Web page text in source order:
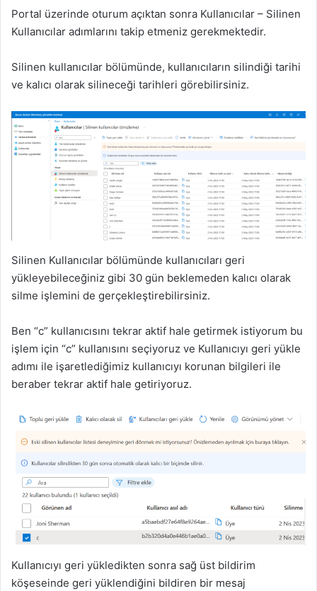
Portal üzerinde oturum açıktan sonra Kullanıcılar – Silinen
Kullanıcılar adımlarını takip etmeniz gerekmektedir.
Silinen kullanıcılar bölümünde, kullanıcıların silindiği tarihi
ve kalıcı olarak silineceği tarihleri görebilirsiniz.
Silinen Kullanıcılar bölümünde kullanıcıları geri
yükleyebileceğiniz gibi 30 gün beklemeden kalıcı olarak
silme işlemini de gerçekleştirebilirsiniz.
Ben “c” kullanıcısını tekrar aktif hale getirmek istiyorum bu
işlem için “c” kullanısını seçiyoruz ve Kullanıcıyı geri yükle
adımı ile işaretlediğimiz kullanıcıyı korunan bilgileri ile
beraber tekrar aktif hale getiriyoruz.
Kullanıcıyı geri yükledikten sonra sağ üst bildirim
köşeseinde geri yüklendiğini bildiren bir mesaj